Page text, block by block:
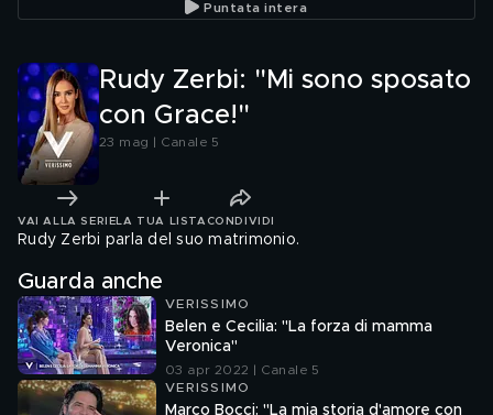
Puntata intera
Rudy Zerbi: "Mi sono sposato
con Grace!"
23 mag | Canale 5
VAI ALLA SERIE LA TUA LISTA CONDIVIDI
Rudy Zerbi parla del suo matrimonio.
Guarda anche
VERISSIMO
Belen e Cecilia: "La forza di mamma
Veronica"
03 apr 2022 | Canale 5
VERISSIMO
Marco Bocci: "La mia storia d'amore con